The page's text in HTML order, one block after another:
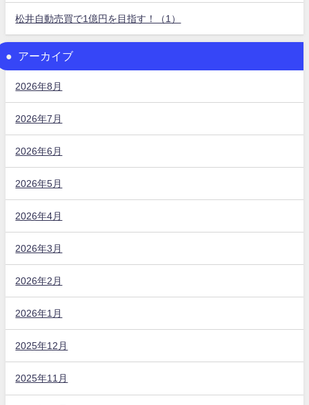
松井自動売買で1億円を目指す！（1）
アーカイブ
2026年8月
2026年7月
2026年6月
2026年5月
2026年4月
2026年3月
2026年2月
2026年1月
2025年12月
2025年11月